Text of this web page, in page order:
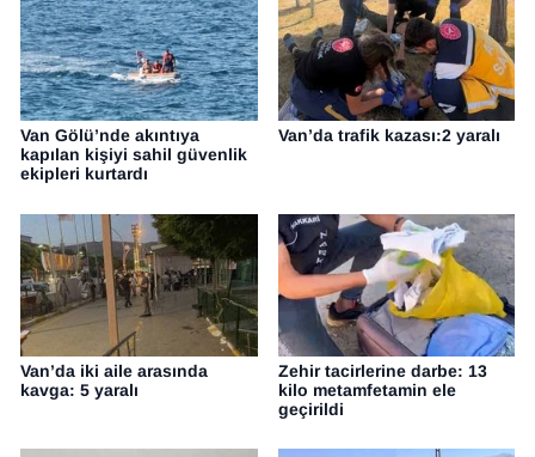
Van Gölü’nde akıntıya
kapılan kişiyi sahil güvenlik
ekipleri kurtardı
Van’da trafik kazası:2 yaralı
Van’da iki aile arasında
kavga: 5 yaralı
Zehir tacirlerine darbe: 13
kilo metamfetamin ele
geçirildi